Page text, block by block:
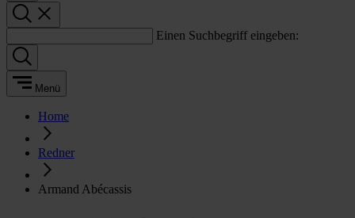
Einen Suchbegriff eingeben:
Menü
Home
Redner
Armand Abécassis